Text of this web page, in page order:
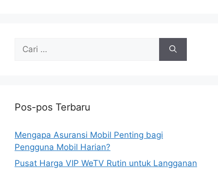
untuk:
Pos-pos Terbaru
Mengapa Asuransi Mobil Penting bagi
Pengguna Mobil Harian?
Pusat Harga VIP WeTV Rutin untuk Langganan